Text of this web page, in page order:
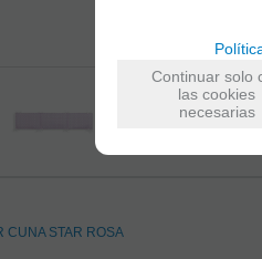
Continuar solo
las cookies
necesarias